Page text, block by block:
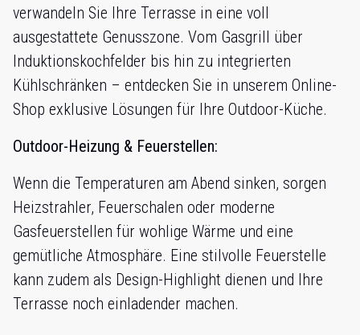
verwandeln Sie Ihre Terrasse in eine voll
ausgestattete Genusszone. Vom Gasgrill über
Induktionskochfelder bis hin zu integrierten
Kühlschränken – entdecken Sie in unserem Online-
Shop exklusive Lösungen für Ihre Outdoor-Küche.
Outdoor-Heizung & Feuerstellen:
Wenn die Temperaturen am Abend sinken, sorgen
Heizstrahler, Feuerschalen oder moderne
Gasfeuerstellen für wohlige Wärme und eine
gemütliche Atmosphäre. Eine stilvolle Feuerstelle
kann zudem als Design-Highlight dienen und Ihre
Terrasse noch einladender machen.